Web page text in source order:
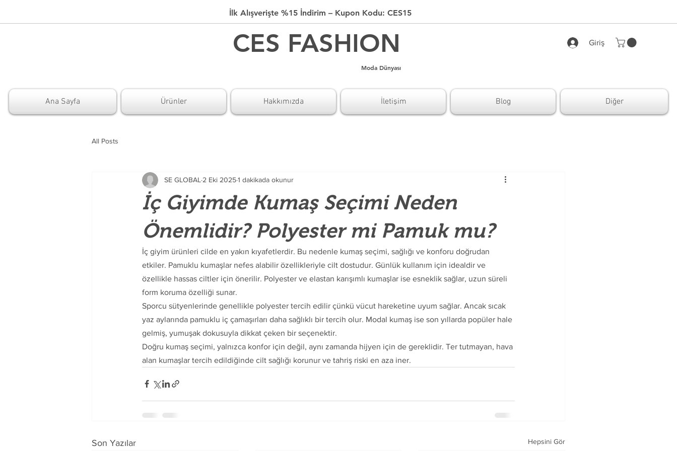
İlk Alışverişte %15 İndirim – Kupon Kodu: CES15
CES FASHION Giriş
Moda Dünyası
Ana Sayfa Ürünler Hakkımızda İletişim Blog Diğer
All Posts
İç Giyimde Kumaş Seçimi Neden
Önemlidir? Polyester mi Pamuk mu?
SE GLOBAL2 Eki 20251 dakikada okunur
İç giyim ürünleri cilde en yakın kıyafetlerdir. Bu nedenle kumaş seçimi, sağlığı ve konforu doğrudan
etkiler. Pamuklu kumaşlar nefes alabilir özellikleriyle cilt dostudur. Günlük kullanım için idealdir ve
özellikle hassas ciltler için önerilir. Polyester ve elastan karışımlı kumaşlar ise esneklik sağlar, uzun süreli
form koruma özelliği sunar.
Sporcu sütyenlerinde genellikle polyester tercih edilir çünkü vücut hareketine uyum sağlar. Ancak sıcak
yaz aylarında pamuklu iç çamaşırları daha sağlıklı bir tercih olur. Modal kumaş ise son yıllarda popüler hale
gelmiş, yumuşak dokusuyla dikkat çeken bir seçenektir.
Doğru kumaş seçimi, yalnızca konfor için değil, aynı zamanda hijyen için de gereklidir. Ter tutmayan, hava
alan kumaşlar tercih edildiğinde cilt sağlığı korunur ve tahriş riski en aza iner.
Son Yazılar Hepsini Gör